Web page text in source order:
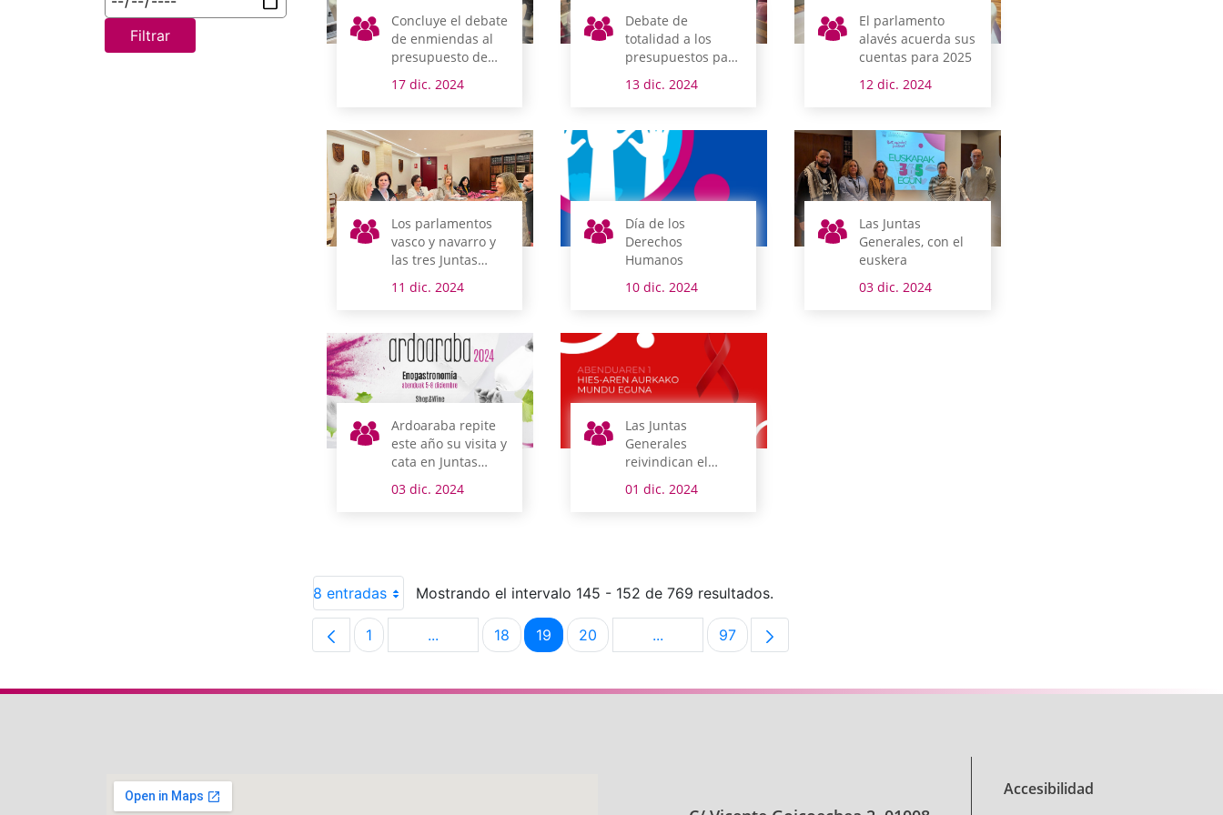
Filtrar
Concluye el debate
de enmiendas al
presupuesto de
votado en pleno el
17 dic. 2024
Debate de
totalidad a los
presupuestos para
13 dic. 2024
El parlamento
alavés acuerda sus
cuentas para 2025
12 dic. 2024
Los parlamentos
vasco y navarro y
las tres Juntas
reúnen en Vitoria-
avanzar políticas
de Igualdad
11 dic. 2024
Día de los
Derechos
Humanos
10 dic. 2024
Las Juntas
Generales, con el
euskera
03 dic. 2024
Ardoaraba repite
este año su visita y
cata en Juntas
Generales
03 dic. 2024
Las Juntas
Generales
reivindican el
derecho a la salud,
en el Día del Sida
01 dic. 2024
8 entradas Mostrando el intervalo 145 - 152 de 769 resultados.
Página
1 ...Páginas intermedias Use TAB para desplazarse.
Página
18 Página
19 Página
20 ...Páginas intermedias Use TAB para desplazarse.
Página
97
Accesibilidad